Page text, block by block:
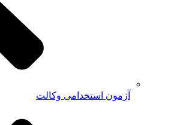
آزمون استخدامی وکالت